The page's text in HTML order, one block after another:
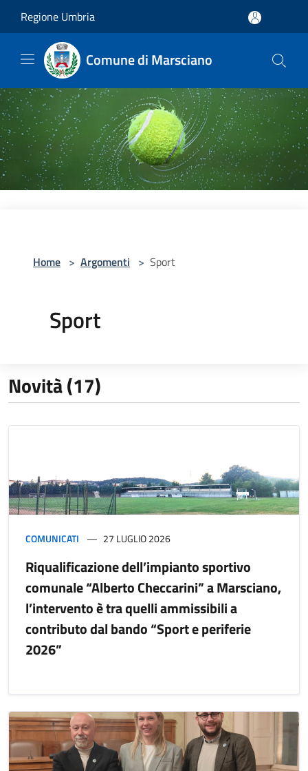
Regione Umbria
Comune di Marsciano
Home > Argomenti > Sport
Sport
Novità (17)
COMUNICATI 27 LUGLIO 2026
Riqualificazione dell’impianto sportivo
comunale “Alberto Checcarini” a Marsciano,
l’intervento è tra quelli ammissibili a
contributo dal bando “Sport e periferie
2026”